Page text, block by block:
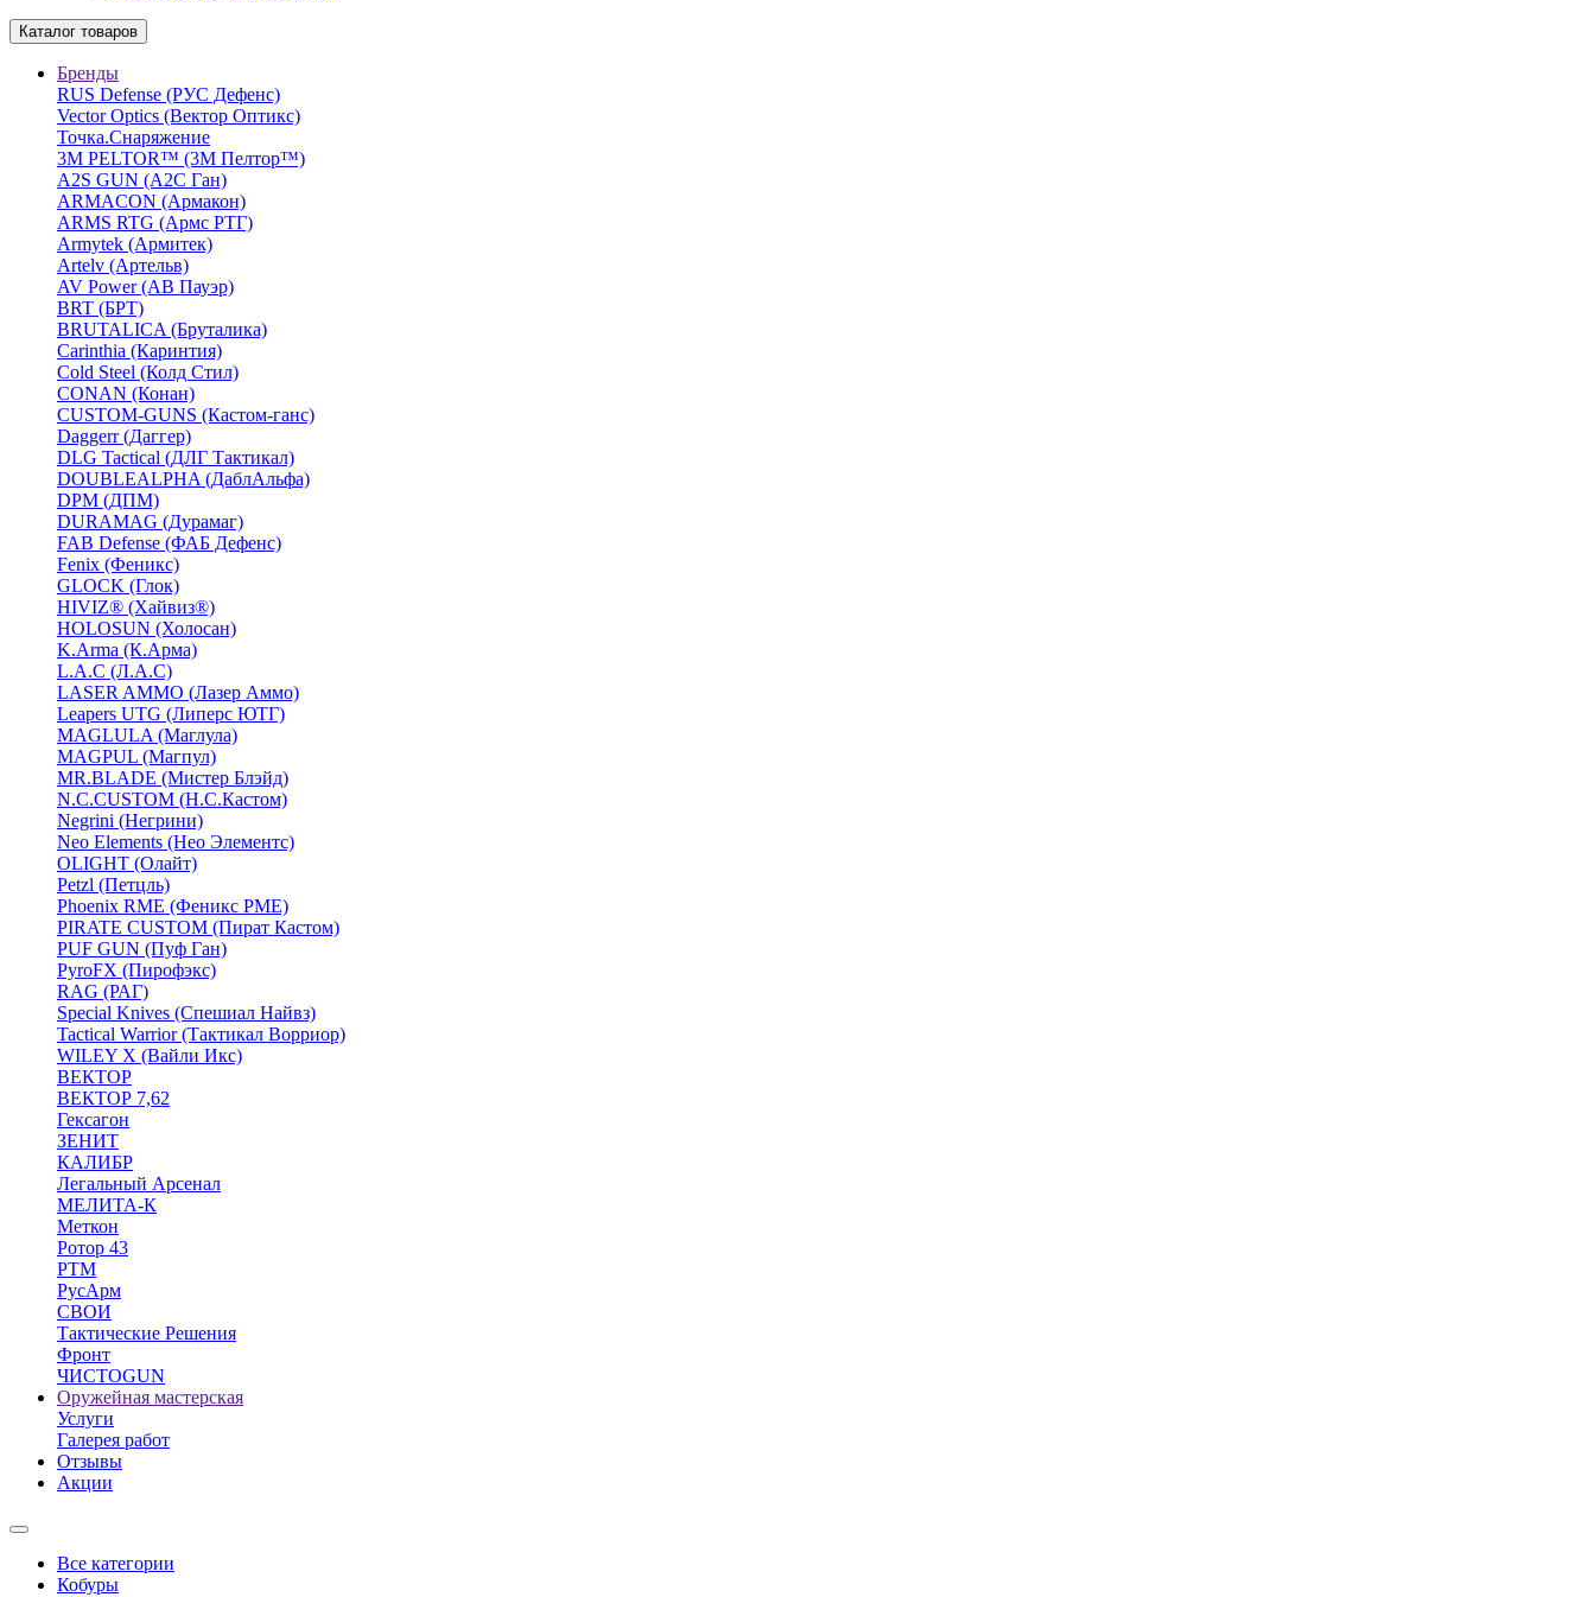
Каталог товаров
Бренды
RUS Defense (РУС Дефенс)
Vector Optics (Вектор Оптикc)
Точка.Снаряжение
3М PELTOR™ (3М Пелтор™)
A2S GUN (А2С Ган)
ARMACON (Армакон)
ARMS RTG (Армс РТГ)
Armytek (Армитек)
Artelv (Артельв)
AV Power (АВ Пауэр)
BRT (БРТ)
BRUTALICA (Бруталика)
Carinthia (Каринтия)
Cold Steel (Колд Стил)
CONAN (Конан)
CUSTOM-GUNS (Кастом-ганс)
Daggerr (Даггер)
DLG Tactical (ДЛГ Тактикал)
DOUBLEALPHA (ДаблАльфа)
DPM (ДПМ)
DURAMAG (Дурамаг)
FAB Defense (ФАБ Дефенс)
Fenix (Феникс)
GLOCK (Глок)
HIVIZ® (Хайвиз®)
HOLOSUN (Холосан)
K.Arma (К.Арма)
L.A.C (Л.А.С)
LASER AMMO (Лазер Аммо)
Leapers UTG (Липерс ЮТГ)
MAGLULA (Маглула)
MAGPUL (Магпул)
MR.BLADE (Мистер Блэйд)
N.C.CUSTOM (Н.С.Кастом)
Negrini (Негрини)
Neo Elements (Нео Элементс)
OLIGHT (Олайт)
Petzl (Петцль)
Phoenix RME (Феникс РМЕ)
PIRATE CUSTOM (Пират Кастом)
PUF GUN (Пуф Ган)
PyroFX (Пирофэкс)
RAG (РАГ)
Special Knives (Спешиал Найвз)
Tactical Warrior (Тактикал Ворриор)
WILEY X (Вайли Икс)
ВЕКТОР
ВЕКТОР 7,62
Гексагон
ЗЕНИТ
КАЛИБР
Легальный Арсенал
МЕЛИТА-К
Меткон
Ротор 43
РТМ
РусАрм
СВОИ
Тактические Решения
Фронт
ЧИСТОGUN
Оружейная мастерская
Услуги
Галерея работ
Отзывы
Акции
Все категории
Кобуры